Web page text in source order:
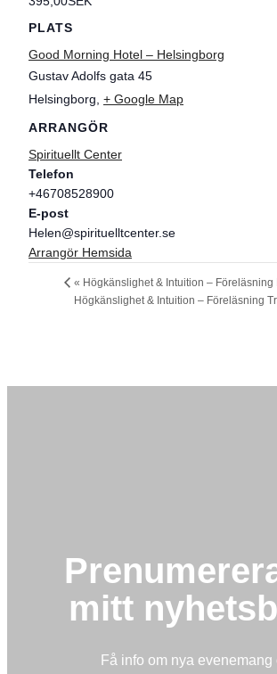
PLATS
Good Morning Hotel – Helsingborg
Gustav Adolfs gata 45
Helsingborg + Google Map
ARRANGÖR
Spirituellt Center
Telefon
+46708528900
E-post
Helen@spirituelltcenter.se
Arrangör Hemsida
« Högkänslighet & Intuition – Föreläsning
Högkänslighet & Intuition – Föreläsning
mitt
Få info om nya evenemang